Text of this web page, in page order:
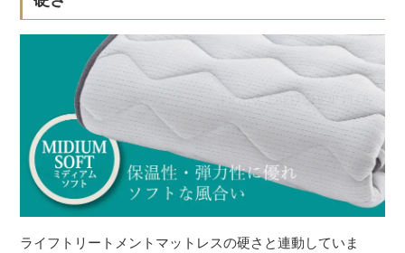
ライフトリートメントマットレスの硬さと連動していま